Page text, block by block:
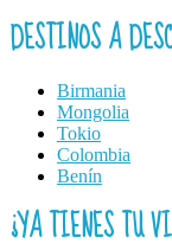
DESTINOS A
Birmania
Mongolia
Tokio
Colombia
Benín
¿YA TIENES TU